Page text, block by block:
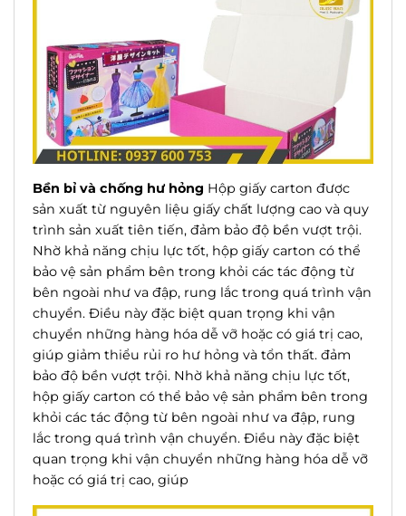
Bền bỉ và chống hư hỏng Hộp giấy carton được
sản xuất từ nguyên liệu giấy chất lượng cao và quy
trình sản xuất tiên tiến, đảm bảo độ bền vượt trội.
Nhờ khả năng chịu lực tốt, hộp giấy carton có thể
bảo vệ sản phẩm bên trong khỏi các tác động từ
bên ngoài như va đập, rung lắc trong quá trình vận
chuyển. Điều này đặc biệt quan trọng khi vận
chuyển những hàng hóa dễ vỡ hoặc có giá trị cao,
giúp giảm thiểu rủi ro hư hỏng và tổn thất. đảm
bảo độ bền vượt trội. Nhờ khả năng chịu lực tốt,
hộp giấy carton có thể bảo vệ sản phẩm bên trong
khỏi các tác động từ bên ngoài như va đập, rung
lắc trong quá trình vận chuyển. Điều này đặc biệt
quan trọng khi vận chuyển những hàng hóa dễ vỡ
hoặc có giá trị cao, giúp